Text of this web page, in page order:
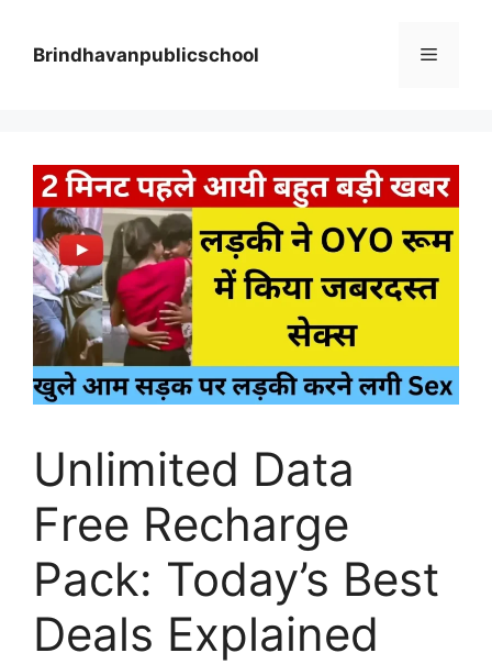
content
Brindhavanpublicschool Menu
Unlimited Data
Free Recharge
Pack: Today’s Best
Deals Explained